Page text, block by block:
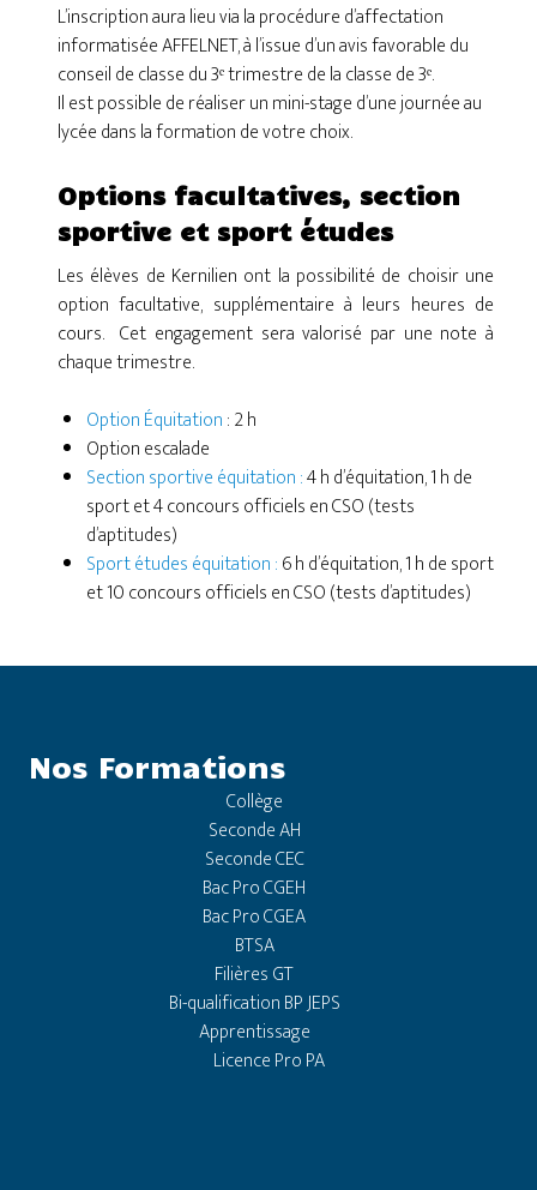
L’inscription aura lieu via la procédure d’affectation
informatisée AFFELNET, à l’issue d’un avis favorable du
conseil de classe du 3ᵉ trimestre de la classe de 3ᵉ.
Il est possible de réaliser un mini-stage d’une journée au
lycée dans la formation de votre choix.
Options facultatives, section
sportive et sport études
Les élèves de Kernilien ont la possibilité de choisir une
option facultative, supplémentaire à leurs heures de
cours. Cet engagement sera valorisé par une note à
chaque trimestre.
Option Équitation: 2 h
Option escalade
Section sportive équitation :4 h d’équitation, 1 h de
sport et 4 concours officiels en CSO (tests
d’aptitudes)
Sport études équitation :6 h d’équitation, 1 h de sport
et 10 concours officiels en CSO (tests d’aptitudes)
Nos Formations
Collège
Seconde AH
Seconde CEC
Bac Pro CGEH
Bac Pro CGEA
BTSA
Filières GT
Bi-qualification BP JEPS
Apprentissage
Licence Pro PA